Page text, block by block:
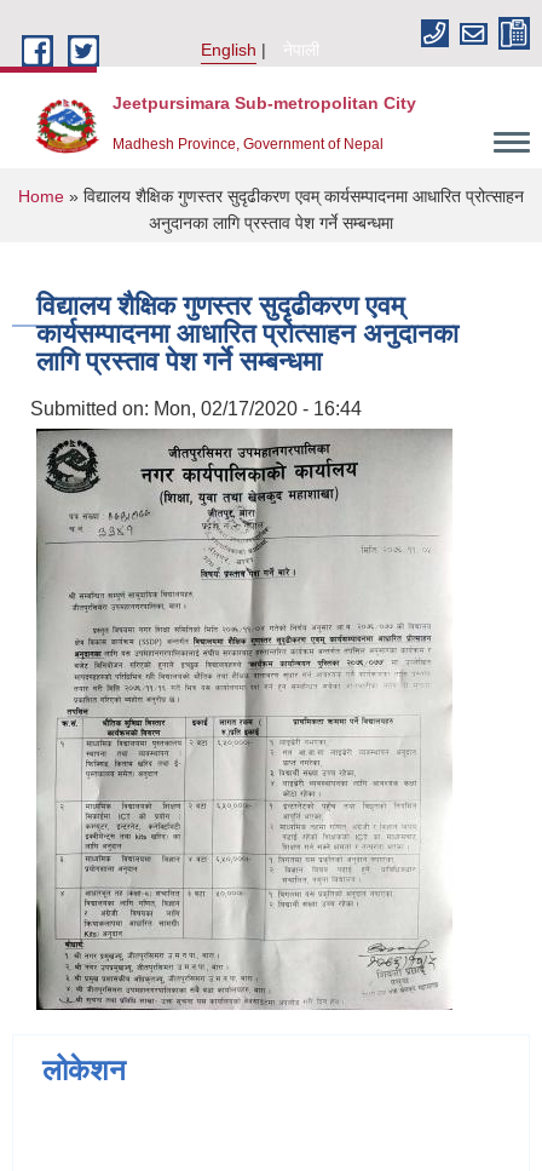
English
नेपाली
Jeetpursimara Sub-metropolitan City
Madhesh Province, Government of Nepal
You are here
Home » विद्यालय शैक्षिक गुणस्तर सुदृढीकरण एवम् कार्यसम्पादनमा आधारित प्रोत्साहन
अनुदानका लागि प्रस्ताव पेश गर्ने सम्बन्धमा
विद्यालय शैक्षिक गुणस्तर सुदृढीकरण एवम्
कार्यसम्पादनमा आधारित प्रोत्साहन अनुदानका
लागि प्रस्ताव पेश गर्ने सम्बन्धमा
Submitted on: Mon, 02/17/2020 - 16:44
लोकेशन